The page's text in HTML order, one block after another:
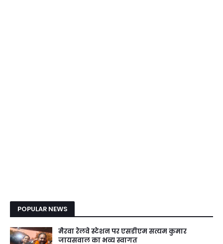
POPULAR NEWS
मैरवा रेलवे स्टेशन पर एसडीएम सत्यम कुमार
जायसवाल का भव्य स्वागत